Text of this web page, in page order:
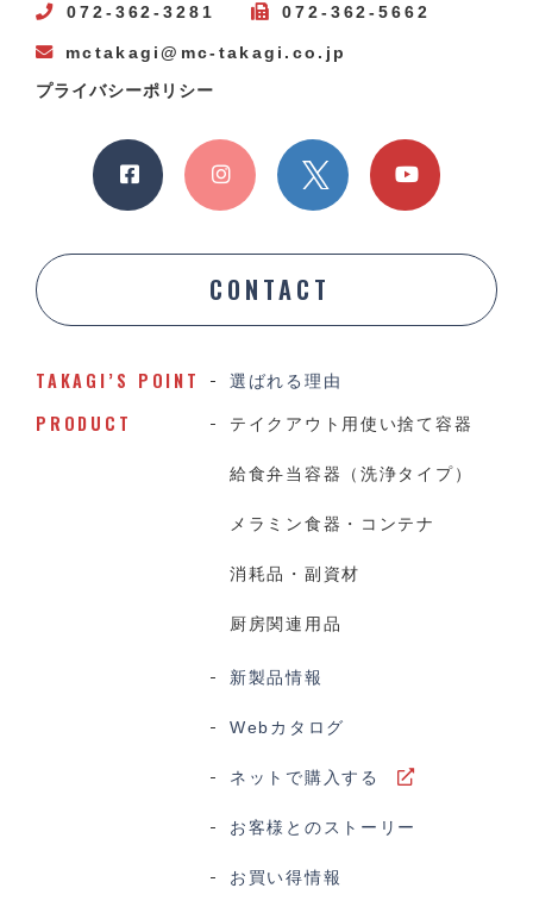
072-362-3281 072-362-5662
mctakagi@mc-takagi.co.jp
プライバシーポリシー
CONTACT
TAKAGI’S POINT 選ばれる理由
PRODUCT テイクアウト用使い捨て容器
給食弁当容器（洗浄タイプ）
メラミン食器・コンテナ
消耗品・副資材
厨房関連用品
新製品情報
Webカタログ
ネットで購入する
お客様とのストーリー
お買い得情報